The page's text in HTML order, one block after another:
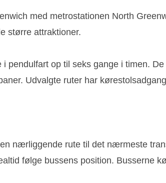
med metrostationen North
større attraktioner.
op til seks gange i timen.
Udvalgte ruter har
nærliggende rute til det nærmeste
følge bussens position. Busserne